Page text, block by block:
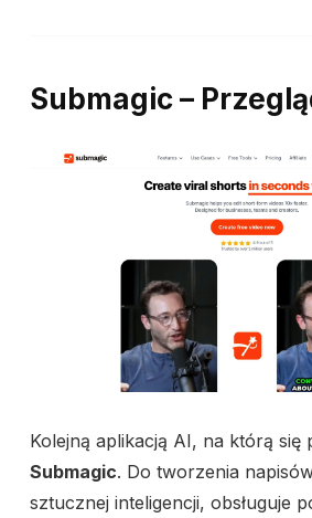
Submagic –
Kolejną aplikacją AI, na którą się
Submagic. Do tworzenia
sztucznej inteligencji, obsługuje